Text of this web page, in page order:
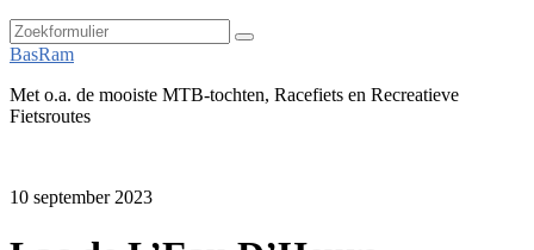
Zoeken
BasRam
Met o.a. de mooiste MTB-tochten, Racefiets en Recreatieve
Fietsroutes
10 september 2023